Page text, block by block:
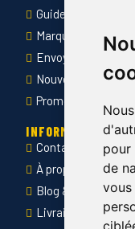
pour
de
vous
Guide des tailles
Marquage des
Envoyer Mandats
Nouveautés
Promotions
INFORMATIONS
Contact
À propos de Côté
Blog & conseils
Livraison & retour